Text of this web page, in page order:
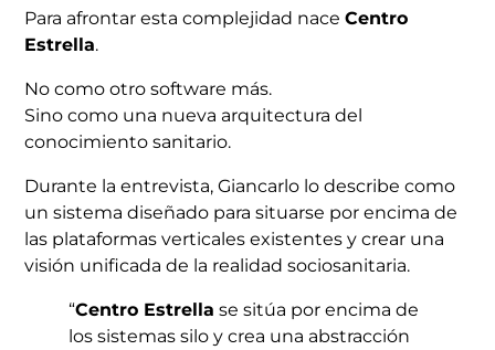
Para afrontar esta complejidad naceCentro
Estrella.
No como otro software más.
Sino como una nueva arquitectura del
conocimiento sanitario.
Durante la entrevista, Giancarlo lo describe como
un sistema diseñado para situarse por encima de
las plataformas verticales existentes y crear una
visión unificada de la realidad sociosanitaria.
“Centro Estrella se sitúa por encima de
los sistemas silo y crea una abstracción